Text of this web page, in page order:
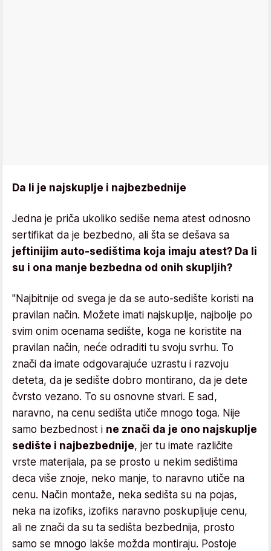
Da li je najskuplje i najbezbednije
Jedna je priča ukoliko sediše nema atest odnosno
sertifikat da je bezbedno, ali šta se dešava sa
jeftinijim auto-sedištima koja imaju atest? Da li
su i ona manje bezbedna od onih skupljih?
"Najbitnije od svega je da se auto-sedište koristi na
pravilan način. Možete imati najskuplje, najbolje po
svim onim ocenama sedište, koga ne koristite na
pravilan način, neće odraditi tu svoju svrhu. To
znači da imate odgovarajuće uzrastu i razvoju
deteta, da je sedište dobro montirano, da je dete
čvrsto vezano. To su osnovne stvari. E sad,
naravno, na cenu sedišta utiče mnogo toga. Nije
samo bezbednost i ne znači da je ono najskuplje
sedište i najbezbednije, jer tu imate različite
vrste materijala, pa se prosto u nekim sedištima
deca više znoje, neko manje, to naravno utiče na
cenu. Način montaže, neka sedišta su na pojas,
neka na izofiks, izofiks naravno poskupljuje cenu,
ali ne znači da su ta sedišta bezbednija, prosto
samo se mnogo lakše možda montiraju. Postoje